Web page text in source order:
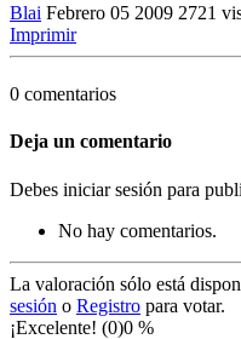
Blai Febrero 05 2009 2721
Imprimir
0 comentarios
Deja un comentario
Debes iniciar sesión para
No hay comentarios.
La valoración sólo está
sesión o Registro para votar.
¡Excelente! (0)0 %